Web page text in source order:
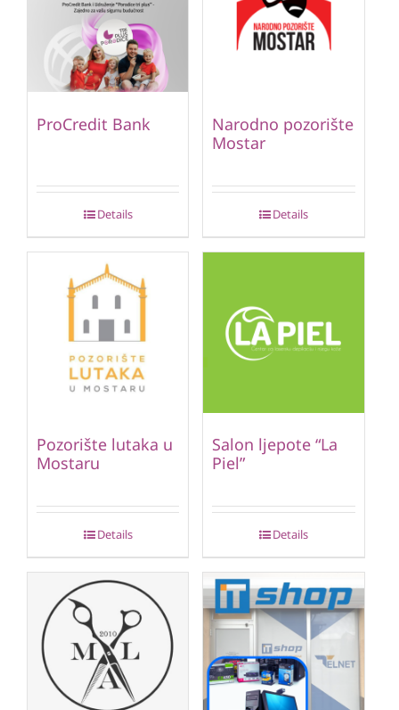
ProCredit Bank
Details
Narodno pozorište
Mostar
Details
Pozorište lutaka u
Mostaru
Details
Salon ljepote “La
Piel”
Details